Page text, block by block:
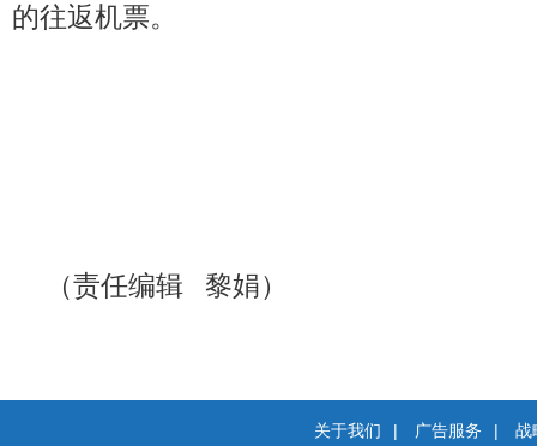
的往返机票。
（责任编辑 黎娟）
关于我们 | 广告服务 |
战